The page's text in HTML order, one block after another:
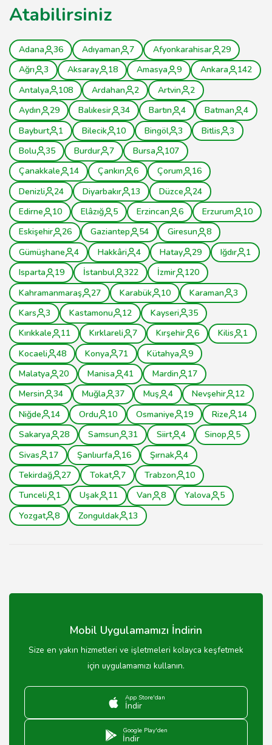
Atabilirsiniz
Adana 36 Adıyaman 7 Afyonkarahisar
29
Ağrı
3 Aksaray 18 Amasya 9 Ankara
142
Antalya
108 Ardahan 2 Artvin
2
Aydın
29 Balıkesir 34 Bartın 4 Batman
4
Bayburt
1 Bilecik 10 Bingöl 3 Bitlis
3
Bolu
35 Burdur 7 Bursa
107
Çanakkale
14 Çankırı 6 Çorum
16
Denizli
24 Diyarbakır 13 Düzce
24
Edirne
10 Elâzığ 5 Erzincan 6 Erzurum
10
Eskişehir
26 Gaziantep 54 Giresun
8
Gümüşhane
4 Hakkâri 4 Hatay 29 Iğdır
1
Isparta
19 İstanbul 322 İzmir
120
Kahramanmaraş
27 Karabük 10 Karaman
3
Kars
3 Kastamonu 12 Kayseri
35
Kırıkkale
11 Kırklareli 7 Kırşehir 6 Kilis
1
Kocaeli
48 Konya 71 Kütahya
9
Malatya
20 Manisa 41 Mardin
17
Mersin
34 Muğla 37 Muş 4 Nevşehir
12
Niğde
14 Ordu 10 Osmaniye 19 Rize
14
Sakarya
28 Samsun 31 Siirt 4 Sinop
5
Sivas
17 Şanlıurfa 16 Şırnak
4
Tekirdağ
27 Tokat 7 Trabzon
10
Tunceli
1 Uşak 11 Van 8 Yalova
5
Yozgat
8 Zonguldak 13
Mobil Uygulamamızı İndirin
Size en yakın hizmetleri ve işletmeleri kolayca keşfetmek
için uygulamamızı kullanın.
App Store'dan
İndir
Google Play'den
İndir